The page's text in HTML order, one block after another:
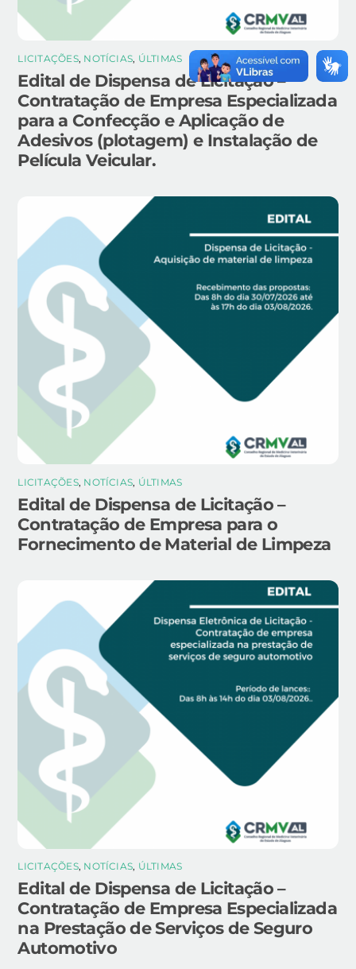
LICITAÇÕES, NOTÍCIAS, ÚLTIMAS
Edital de Dispensa de Licitação –
Contratação de Empresa Especializada
para a Confecção e Aplicação de
Adesivos (plotagem) e Instalação de
Película Veicular.
LICITAÇÕES, NOTÍCIAS, ÚLTIMAS
Edital de Dispensa de Licitação –
Contratação de Empresa para o
Fornecimento de Material de Limpeza
LICITAÇÕES, NOTÍCIAS, ÚLTIMAS
Edital de Dispensa de Licitação –
Contratação de Empresa Especializada
na Prestação de Serviços de Seguro
Automotivo